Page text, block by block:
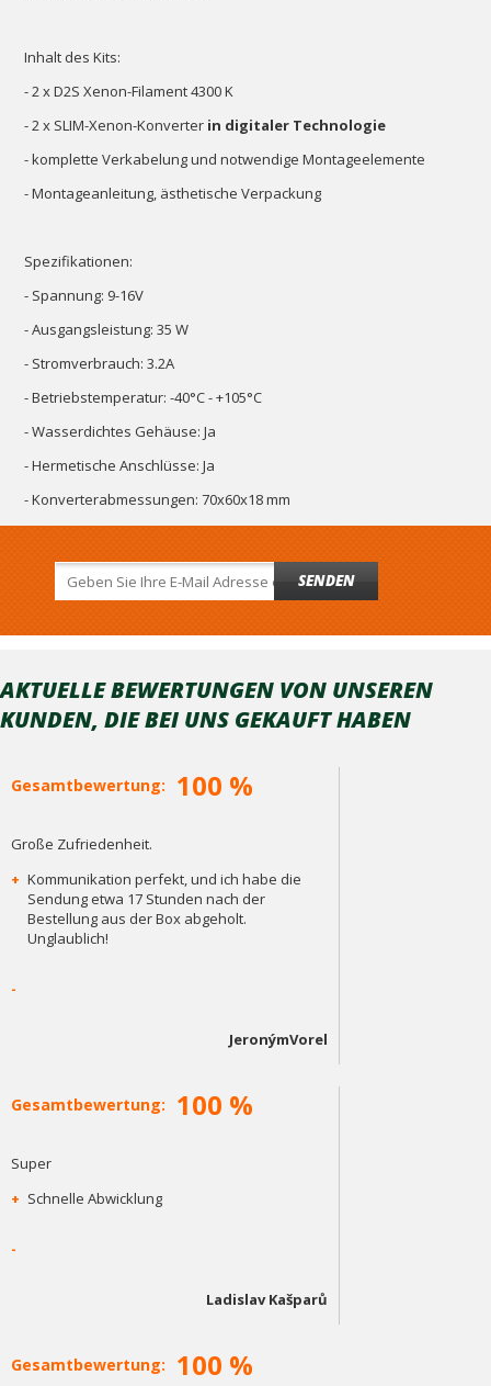
Inhalt des Kits:
- 2 x D2S Xenon-Filament 4300 K
- 2 x SLIM-Xenon-Konverter in digitaler Technologie
- komplette Verkabelung und notwendige Montageelemente
- Montageanleitung, ästhetische Verpackung
Spezifikationen:
- Spannung: 9-16V
- Ausgangsleistung: 35 W
- Stromverbrauch: 3.2A
- Betriebstemperatur: -40°C - +105°C
- Wasserdichtes Gehäuse: Ja
- Hermetische Anschlüsse: Ja
- Konverterabmessungen: 70x60x18 mm
SENDEN
AKTUELLE BEWERTUNGEN VON UNSEREN
KUNDEN, DIE BEI ​​UNS GEKAUFT HABEN
Gesamtbewertung: 100 %
Große Zufriedenheit.
+ Kommunikation perfekt, und ich habe die
Sendung etwa 17 Stunden nach der
Bestellung aus der Box abgeholt.
Unglaublich!
-
JeronýmVorel
Gesamtbewertung: 100 %
Super
+ Schnelle Abwicklung
-
Ladislav Kašparů
Gesamtbewertung: 100 %